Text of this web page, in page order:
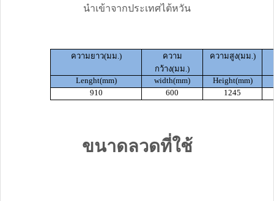
นำเข้าจากประเทศไต้หวัน
ความยาว(มม.)
ความ
กว้าง(มม.)
ความสูง(มม.)
Lenght(mm) width(mm)
Height(mm)
910
600 1245
ขนาดลวดที่ใช้